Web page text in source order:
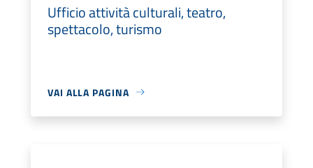
Ufficio attività culturali, teatro,
spettacolo, turismo
VAI ALLA PAGINA